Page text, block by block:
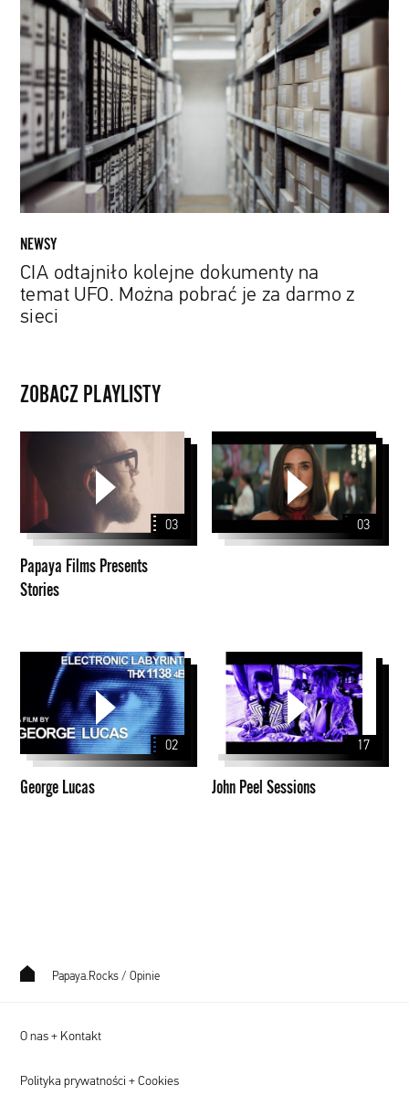
odtajniło
kolejne
dokumenty
na
temat
UFO.
Można
pobrać
je
za
darmo
sieci
NEWSY
CIA odtajniło kolejne dokumenty na
temat UFO. Można pobrać je za darmo z
sieci
ZOBACZ PLAYLISTY
Presents
Stories
03
Papaya Films Presents
Stories
03
02
George Lucas
John
Peel
Sessions
17
John Peel Sessions
Papaya.Rocks / Opinie
O nas + Kontakt
Polityka prywatności + Cookies